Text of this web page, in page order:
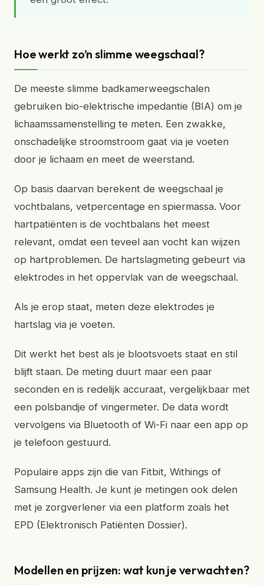
Hoe werkt zo’n slimme weegschaal?
De meeste slimme badkamerweegschalen
gebruiken bio-elektrische impedantie (BIA) om je
lichaamssamenstelling te meten. Een zwakke,
onschadelijke stroomstroom gaat via je voeten
door je lichaam en meet de weerstand.
Op basis daarvan berekent de weegschaal je
vochtbalans, vetpercentage en spiermassa. Voor
hartpatiënten is de vochtbalans het meest
relevant, omdat een teveel aan vocht kan wijzen
op hartproblemen. De hartslagmeting gebeurt via
elektrodes in het oppervlak van de weegschaal.
Als je erop staat, meten deze elektrodes je
hartslag via je voeten.
Dit werkt het best als je blootsvoets staat en stil
blijft staan. De meting duurt maar een paar
seconden en is redelijk accuraat, vergelijkbaar met
een polsbandje of vingermeter. De data wordt
vervolgens via Bluetooth of Wi-Fi naar een app op
je telefoon gestuurd.
Populaire apps zijn die van Fitbit, Withings of
Samsung Health. Je kunt je metingen ook delen
met je zorgverlener via een platform zoals het
EPD (Elektronisch Patiënten Dossier).
Modellen en prijzen: wat kun je verwachten?